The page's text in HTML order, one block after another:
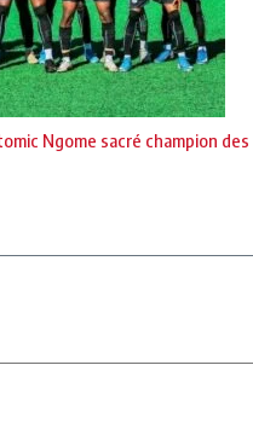
Ngome sacré champion des